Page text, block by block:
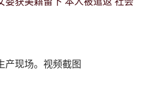
产现场。视频截图